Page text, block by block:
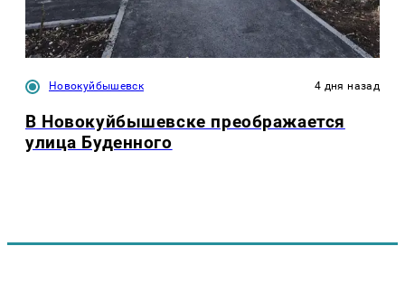
Новокуйбышевск 4 дня назад
В Новокуйбышевске преображается
улица Буденного